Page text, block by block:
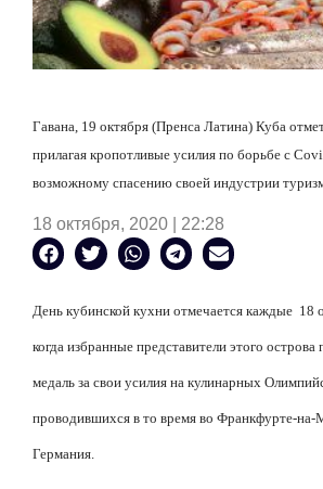
Гавана, 19 октября (Пренса Латина) Куба
прилагая кропотливые усилия по борьбе с
возможному спасению своей индустрии
18 октября, 2020 | 22:28
День кубинской кухни отмечается каждые 18
когда избранные представители этого
медаль за свои усилия на кулинарных
проводившихся в то время во Франкфурте-на-
Германия.